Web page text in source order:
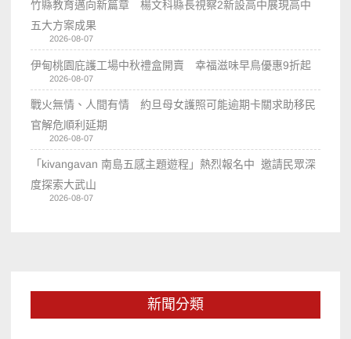
竹縣教育邁向新篇章 楊文科縣長視察2新設高中展現高中
五大方案成果
2026-08-07
伊甸桃園庇護工場中秋禮盒開賣 幸福滋味早鳥優惠9折起
2026-08-07
戰火無情、人間有情 約旦母女護照可能逾期卡關求助移民
官解危順利延期
2026-08-07
「kivangavan 南島五感主題遊程」熱烈報名中 邀請民眾深
度探索大武山
2026-08-07
新聞分類